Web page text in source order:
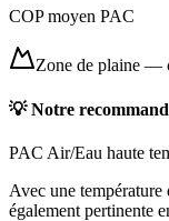
COP moyen PAC
Zone de plaine —
💡 Notre
PAC Air/Eau haute
Avec une température
également pertinente